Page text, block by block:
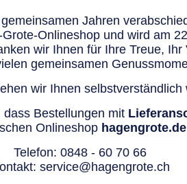
Jahren
Onlineshop und wird am
wir Ihnen für Ihre Treue, Ihr
gemeinsamen
wir Ihnen
Bestellungen mit
Onlineshop hagengrote.de
Telefon: 0848 - 60 70 66
service@hagengrote.ch